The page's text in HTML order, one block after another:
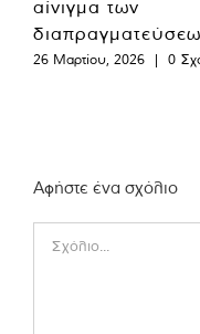
αίνιγμα των
26 Μαρτίου, 2026 | 0
Αφήστε ένα σχόλιο